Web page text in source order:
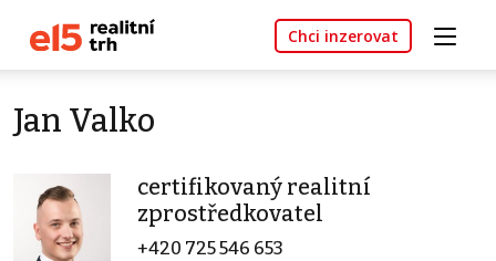
Chci inzerovat
Jan Valko
certifikovaný realitní
zprostředkovatel
+420 725 546 653